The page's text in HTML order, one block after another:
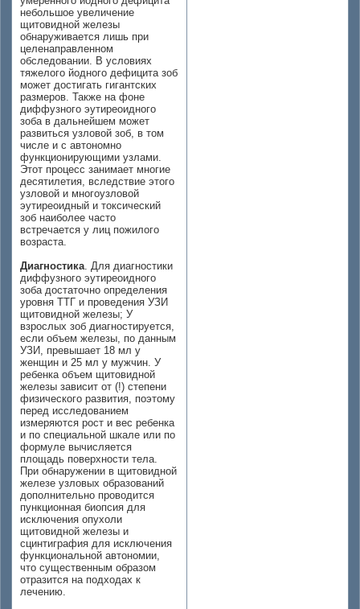
небольшое увеличение
щитовидной железы
обнаруживается лишь при
целенаправленном
обследовании. В условиях
тяжелого йодного дефицита зоб
может достигать гигантских
размеров. Также на фоне
диффузного эутиреоидного
зоба в дальнейшем может
развиться узловой зоб, в том
числе и с автономно
функционирующими узлами.
Этот процесс занимает многие
десятилетия, вследствие этого
узловой и многоузловой
эутиреоидный и токсический
зоб наиболее часто
встречается у лиц пожилого
возраста.
Диагностика. Для диагностики
диффузного эутиреоидного
зоба достаточно определения
уровня ТТГ и проведения УЗИ
щитовидной железы; У
взрослых зоб диагностируется,
если объем железы, по данным
УЗИ, превышает 18 мл у
женщин и 25 мл у мужчин. У
ребенка объем щитовидной
железы зависит от (!) степени
физического развития, поэтому
перед исследованием
измеряются рост и вес ребенка
и по специальной шкале или по
формуле вычисляется
площадь поверхности тела.
При обнаружении в щитовидной
железе узловых образований
дополнительно проводится
пункционная биопсия для
исключения опухоли
щитовидной железы и
сцинтиграфия для исключения
функциональной автономии,
что существенным образом
отразится на подходах к
лечению.